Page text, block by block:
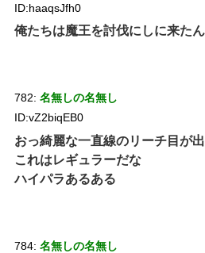
ID:haaqsJfh0
俺たちは魔王を討伐にしに来た
782: 名無しの名無し
ID:vZ2biqEB0
おっ綺麗な一直線のリーチ目が
これはレギュラーだな
ハイパラあるある
784: 名無しの名無し